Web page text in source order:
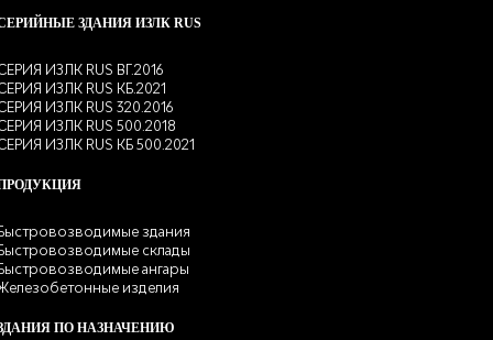
ЗДАНИЯ ИЗЛК RUS
ИЗЛК RUS ВГ.2016
ИЗЛК RUS КБ.2021
ИЗЛК RUS 320.2016
ИЗЛК RUS 500.2018
ИЗЛК RUS КБ 500.2021
здания
склады
ангары
изделия
ПО НАЗНАЧЕНИЮ